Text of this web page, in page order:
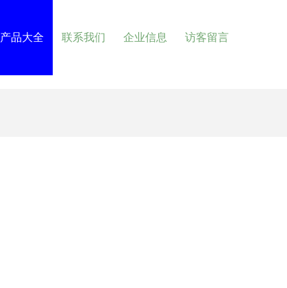
产品大全 联系我们 企业信息 访客留言